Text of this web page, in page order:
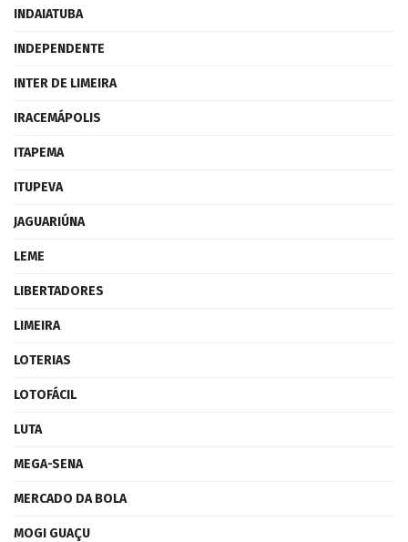
INDAIATUBA
INDEPENDENTE
INTER DE LIMEIRA
IRACEMÁPOLIS
ITAPEMA
ITUPEVA
JAGUARIÚNA
LEME
LIBERTADORES
LIMEIRA
LOTERIAS
LOTOFÁCIL
LUTA
MEGA-SENA
MERCADO DA BOLA
MOGI GUAÇU